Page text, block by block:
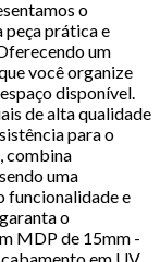
o
peça prática e
um
você organize
disponível.
de alta qualidade
para o
combina
uma
funcionalidade e
o
MDP de 15mm -